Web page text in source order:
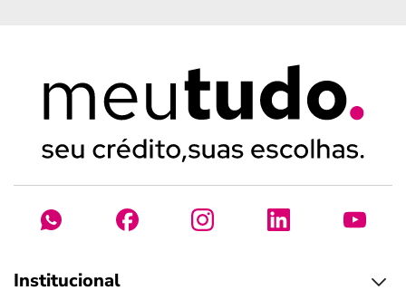
Institucional